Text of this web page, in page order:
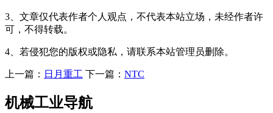
3、文章仅代表作者个人观点，不代表本站立场，未经作者许
可，不得转载。
4、若侵犯您的版权或隐私，请联系本站管理员删除。
上一篇： 日月重工 下一篇： NTC
机械工业导航